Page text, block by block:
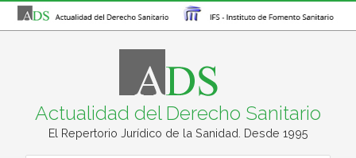
Actualidad del Derecho Sanitario
El Repertorio Jurídico de la Sanidad. Desde 1995